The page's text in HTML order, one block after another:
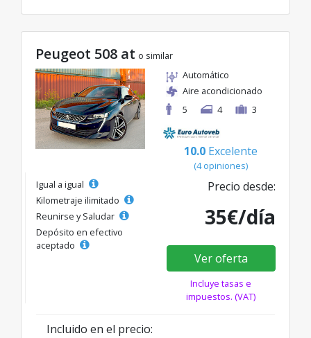
Peugeot 508 at o similar
Automático
Aire acondicionado
5
4 3
10.0 Excelente
(4 opiniones)
Igual a igual
Kilometraje ilimitado
Reunirse y Saludar
Depósito en efectivo
aceptado
Precio desde:
35€/día
Ver oferta
Incluye tasas e
impuestos. (VAT)
Incluido en el precio: